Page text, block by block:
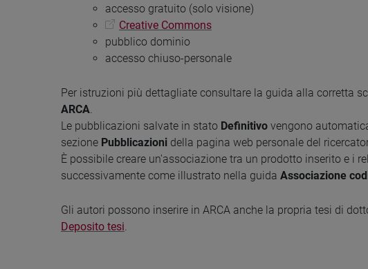
accesso gratuito (solo visione)
Creative Commons
pubblico dominio
accesso chiuso-personale
Per istruzioni più dettagliate consultare la guida alla corretta
ARCA.
Le pubblicazioni salvate in stato Definitivo vengono
sezione Pubblicazioni della pagina web personale del
È possibile creare un'associazione tra un prodotto inserito e i
successivamente come illustrato nella guida Associazione
Gli autori possono inserire in ARCA anche la propria tesi di
Deposito tesi